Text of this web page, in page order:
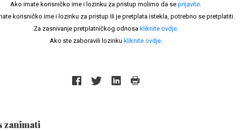
Ako imate korisničko ime i lozinku za pristup molimo da se prijavite.
korisničko ime i lozinku za pristup ili je pretplata istekla, potrebno se pretplatiti.
Za zasnivanje pretplatničkog odnosa kliknite ovdje.
Ako ste zaboravili lozinku kliknite ovdje.
zanimati